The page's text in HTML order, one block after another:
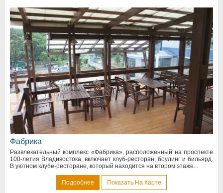
Фабрика
Развлекательный комплекс «Фабрика», расположенный на проспекте
100-летия Владивостока, включает клуб-ресторан, боулинг и бильярд.
В уютном клубе-ресторане, который находится на втором этаже...
Подробнее Показать На Карте